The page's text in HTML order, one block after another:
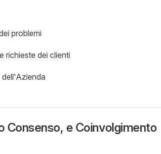
problemi
richieste dei clienti
dell'Azienda
Consenso, e Coinvolgimento